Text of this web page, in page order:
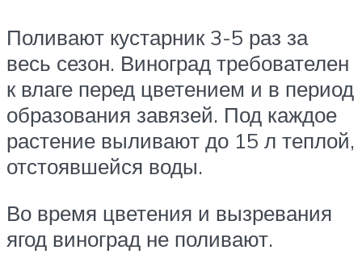
Поливают кустарник 3-5 раз за
весь сезон. Виноград требователен
к влаге перед цветением и в период
образования завязей. Под каждое
растение выливают до 15 л теплой,
отстоявшейся воды.
Во время цветения и вызревания
ягод виноград не поливают.